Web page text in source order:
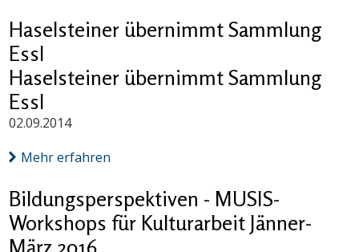
Haselsteiner übernimmt Sammlung
Essl
Haselsteiner übernimmt Sammlung
Essl
02.09.2014
Mehr erfahren
Bildungsperspektiven - MUSIS-
Workshops für Kulturarbeit Jänner-